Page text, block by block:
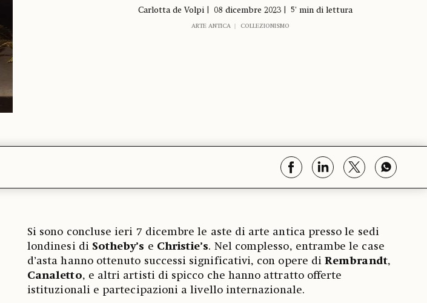
Carlotta de Volpi 08 dicembre 2023 5' min di lettura
ARTE ANTICA COLLEZIONISMO
Si sono concluse ieri 7 dicembre le aste di arte antica presso le sedi
londinesi di Sotheby’s e Christie’s. Nel complesso, entrambe le case
d’asta hanno ottenuto successi significativi, con opere diRembrandt,
Canaletto, e altri artisti di spicco che hanno attratto offerte
istituzionali e partecipazioni a livello internazionale.